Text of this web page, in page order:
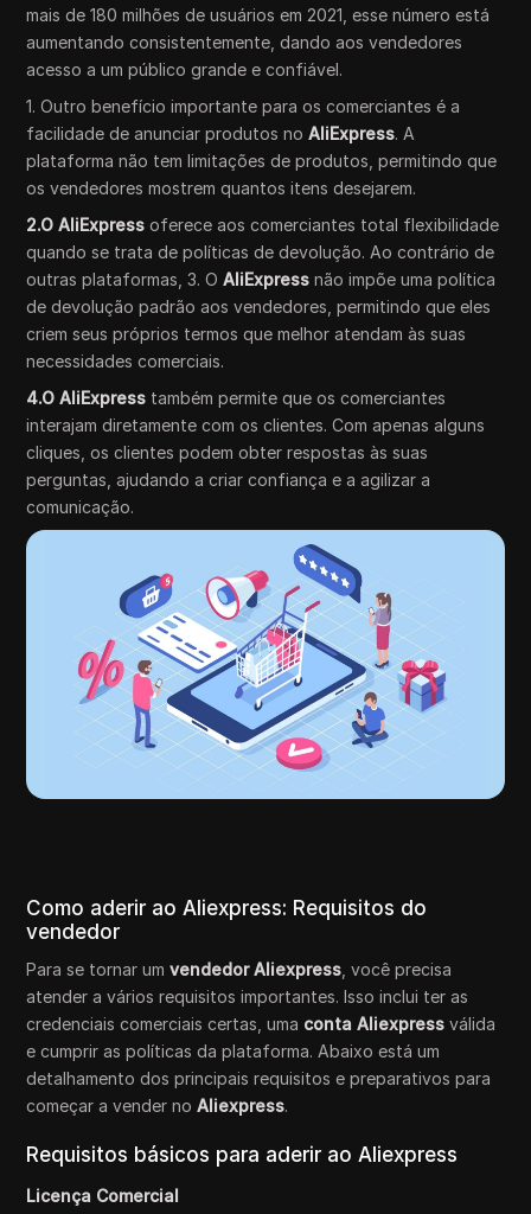
mais de 180 milhões de usuários em 2021, esse número está
aumentando consistentemente, dando aos vendedores
acesso a um público grande e confiável.
1. Outro benefício importante para os comerciantes é a
facilidade de anunciar produtos noAliExpress. A
plataforma não tem limitações de produtos, permitindo que
os vendedores mostrem quantos itens desejarem.
2.O AliExpress oferece aos comerciantes total flexibilidade
quando se trata de políticas de devolução. Ao contrário de
outras plataformas, 3. OAliExpress não impõe uma política
de devolução padrão aos vendedores, permitindo que eles
criem seus próprios termos que melhor atendam às suas
necessidades comerciais.
4.O AliExpress também permite que os comerciantes
interajam diretamente com os clientes. Com apenas alguns
cliques, os clientes podem obter respostas às suas
perguntas, ajudando a criar confiança e a agilizar a
comunicação.
Como aderir ao Aliexpress: Requisitos do
vendedor
Para se tornar umvendedor Aliexpress , você precisa
atender a vários requisitos importantes. Isso inclui ter as
credenciais comerciais certas, uma conta Aliexpress válida
e cumprir as políticas da plataforma. Abaixo está um
detalhamento dos principais requisitos e preparativos para
começar a vender noAliexpress.
Requisitos básicos para aderir ao Aliexpress
Licença Comercial